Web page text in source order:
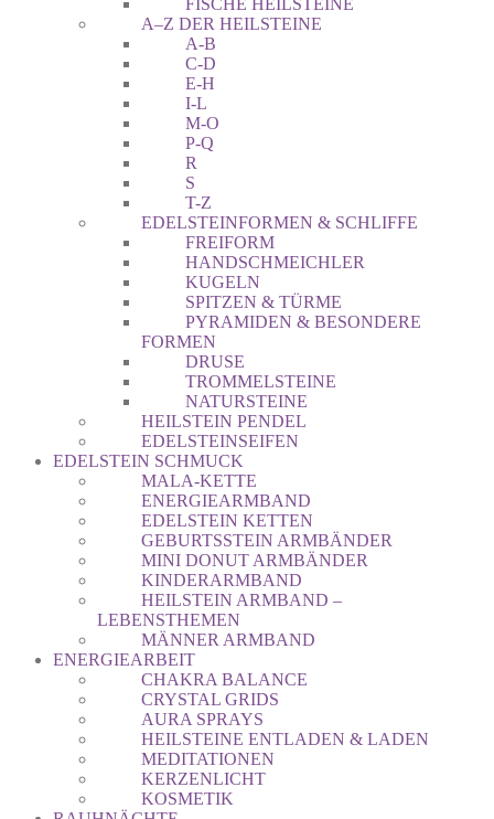
FISCHE HEILSTEINE
A–Z DER HEILSTEINE
A-B
C-D
E-H
I-L
M-O
P-Q
R
S
T-Z
EDELSTEINFORMEN & SCHLIFFE
FREIFORM
HANDSCHMEICHLER
KUGELN
SPITZEN & TÜRME
PYRAMIDEN & BESONDERE
FORMEN
DRUSE
TROMMELSTEINE
NATURSTEINE
HEILSTEIN PENDEL
EDELSTEINSEIFEN
EDELSTEIN SCHMUCK
MALA-KETTE
ENERGIEARMBAND
EDELSTEIN KETTEN
GEBURTSSTEIN ARMBÄNDER
MINI DONUT ARMBÄNDER
KINDERARMBAND
HEILSTEIN ARMBAND –
LEBENSTHEMEN
MÄNNER ARMBAND
ENERGIEARBEIT
CHAKRA BALANCE
CRYSTAL GRIDS
AURA SPRAYS
HEILSTEINE ENTLADEN & LADEN
MEDITATIONEN
KERZENLICHT
KOSMETIK